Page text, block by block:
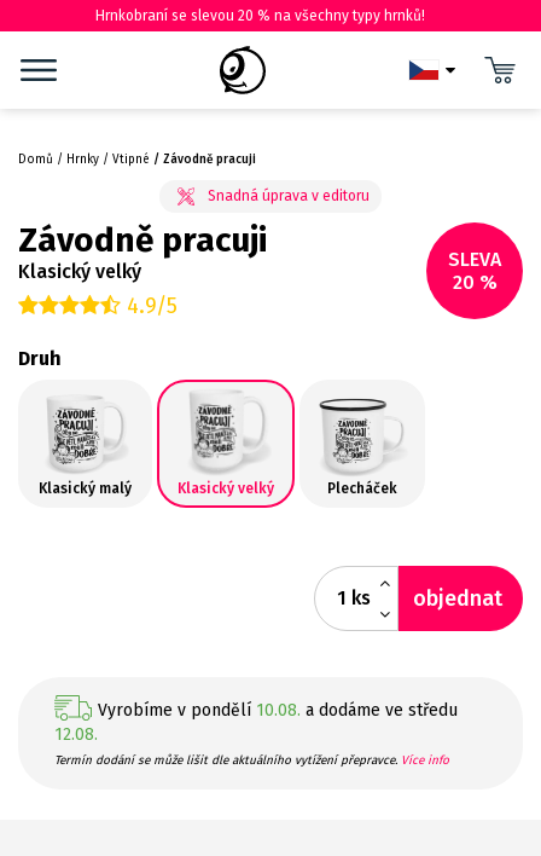
Hrnkobraní se slevou 20 % na všechny typy hrnků!
Domů Hrnky Vtipné Závodně pracuji
SLEVA
20 %
Závodně pracuji
Klasický velký
4.9/5
Druh
Klasický malý Klasický velký Plecháček
ks objednat
Vyrobíme v pondělí 10.08. a dodáme ve středu
12.08.
Termín dodání se může lišit dle aktuálního vytížení přepravce. Více info